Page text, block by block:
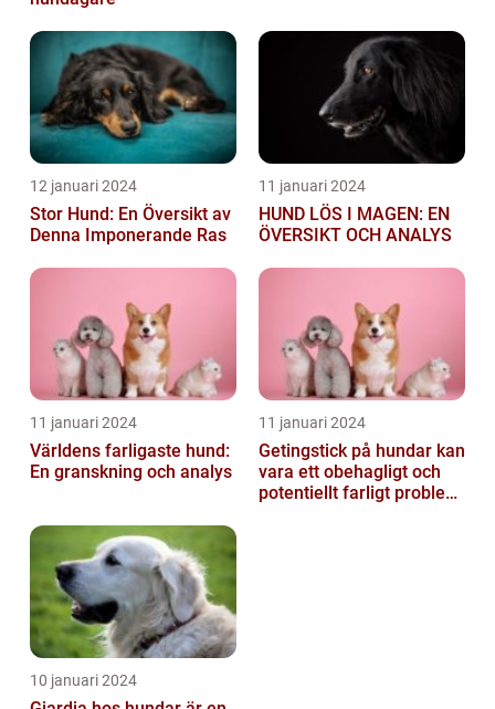
12 januari 2024
Stor Hund: En Översikt av
Denna Imponerande Ras
11 januari 2024
HUND LÖS I MAGEN: EN
ÖVERSIKT OCH ANALYS
11 januari 2024
Världens farligaste hund:
En granskning och analys
11 januari 2024
Getingstick på hundar kan
vara ett obehagligt och
potentiellt farligt problem
10 januari 2024